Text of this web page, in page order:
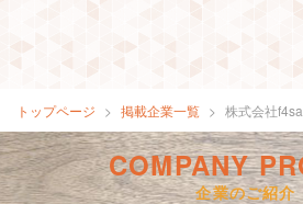
トップページ 掲載企業一覧 株式会社
COMPANY
企業のご紹介